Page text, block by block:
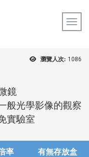
瀏覽人次: 1086
鏡
般光學影像的觀察
實驗室
率 有無存放盒